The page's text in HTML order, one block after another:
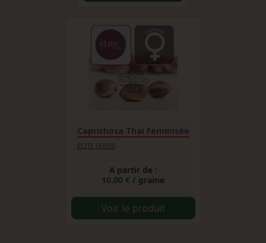
Caprichosa Thai Féminisée
ELITE SEEDS
A partir de :
10,00 € / graine
Voir le produit